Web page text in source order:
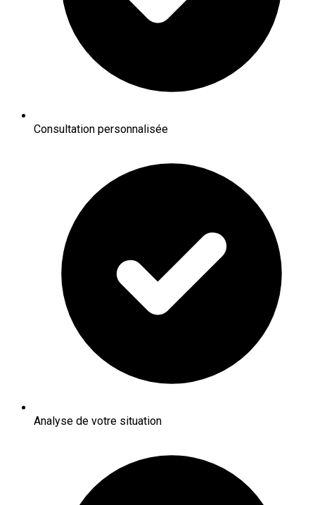
Consultation personnalisée
Analyse de votre situation